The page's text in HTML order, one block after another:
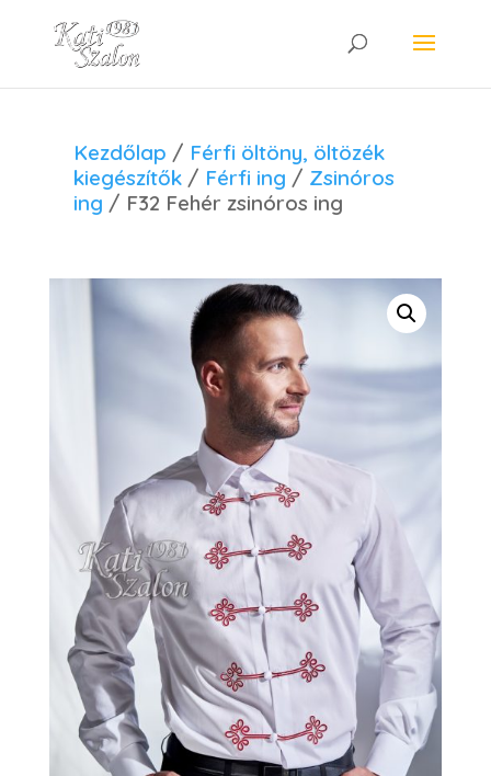
Kezdőlap / Férfi öltöny, öltözék
kiegészítők / Férfi ing / Zsinóros
ing / F32 Fehér zsinóros ing